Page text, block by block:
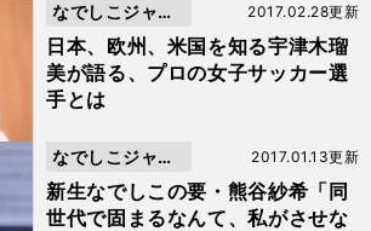
日本、欧州、米国を知る宇津木瑠
美が語る、プロの女子サッカー選
手とは
2017.02.28更新
なでしこジャパ
ン
新生なでしこの要・熊谷紗希「同
世代で固まるなんて、私がさせな
2017.01.13更新
なでしこジャパ
ン